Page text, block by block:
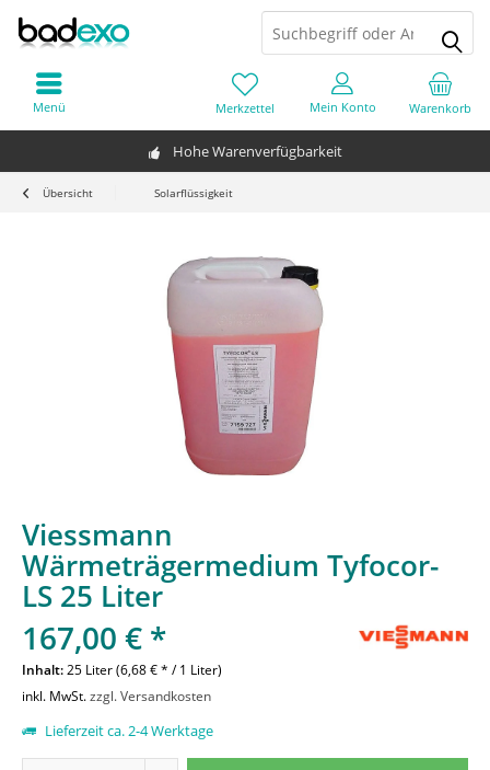
Hohe Warenverfügbarkeit
Warenkorb
Merkzettel Mein Konto
Menü
Übersicht Solarflüssigkeit
Viessmann
Wärmeträgermedium Tyfocor-
LS 25 Liter
167,00 € *
Inhalt:25 Liter (6,68 € * / 1 Liter)
inkl. MwSt.zzgl. Versandkosten
Lieferzeit ca. 2-4 Werktage